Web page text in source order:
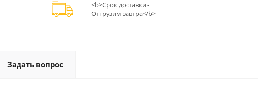
<b>Срок доставки -
Отгрузим завтра</b>
Задать вопрос